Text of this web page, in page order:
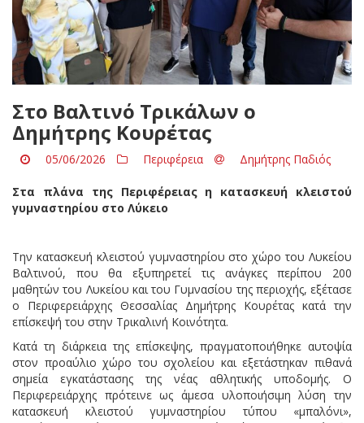
Στο Βαλτινό Τρικάλων ο
Δημήτρης Κουρέτας
05/06/2026 Περιφέρεια Δημήτρης Παδιός
Στα πλάνα της Περιφέρειας η κατασκευή κλειστού
γυμναστηρίου στο Λύκειο
Την κατασκευή κλειστού γυμναστηρίου στο χώρο του Λυκείου
Βαλτινού, που θα εξυπηρετεί τις ανάγκες περίπου 200
μαθητών του Λυκείου και του Γυμνασίου της περιοχής, εξέτασε
ο Περιφερειάρχης Θεσσαλίας Δημήτρης Κουρέτας κατά την
επίσκεψή του στην Τρικαλινή Κοινότητα.
Κατά τη διάρκεια της επίσκεψης, πραγματοποιήθηκε αυτοψία
στον προαύλιο χώρο του σχολείου και εξετάστηκαν πιθανά
σημεία εγκατάστασης της νέας αθλητικής υποδομής. Ο
Περιφερειάρχης πρότεινε ως άμεσα υλοποιήσιμη λύση την
κατασκευή κλειστού γυμναστηρίου τύπου «μπαλόνι»,